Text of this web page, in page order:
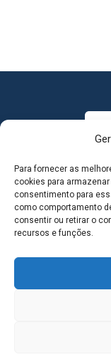
Para fornecer as
cookies para
consentimento para
como comportamento
consentir ou retirar o
recursos e funções.
MAPA DO SITE
SEDE DO